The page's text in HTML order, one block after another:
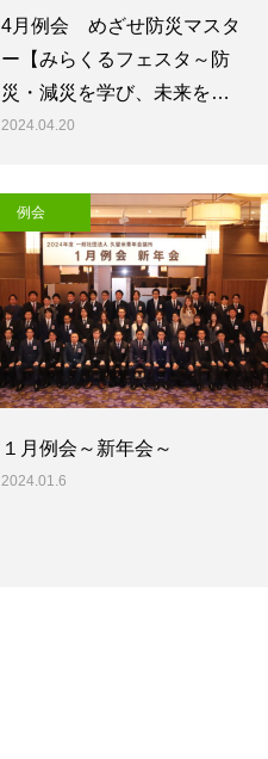
4月例会 めざせ防災マスタ
ー【みらくるフェスタ～防
災・減災を学び、未来を…
2024.04.20
例会
１月例会～新年会～
2024.01.6